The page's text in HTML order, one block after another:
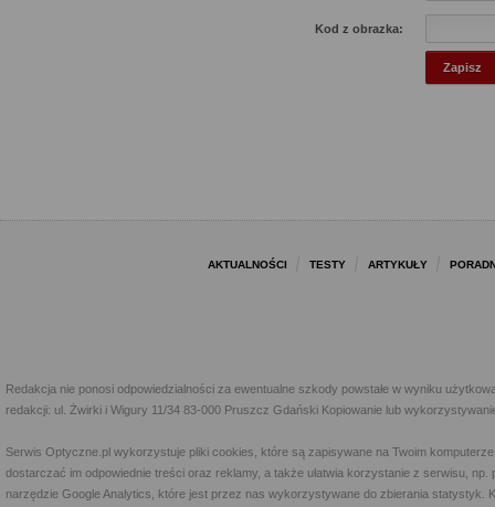
Kod z obrazka:
AKTUALNOŚCI TESTY ARTYKUŁY
Redakcja nie ponosi odpowiedzialności za ewentualne szkody powstałe w wyniku
redakcji: ul. Żwirki i Wigury 11/34 83-000 Pruszcz Gdański Kopiowanie lub
Serwis Optyczne.pl wykorzystuje pliki cookies, które są zapisywane na Twoim
dostarczać im odpowiednie treści oraz reklamy, a także ułatwia korzystanie z serwisu,
narzędzie Google Analytics, które jest przez nas wykorzystywane do zbierania statystyk.